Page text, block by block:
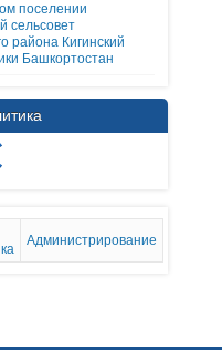
поселении
сельсовет
района Кигинский
Башкортостан
Администрирование